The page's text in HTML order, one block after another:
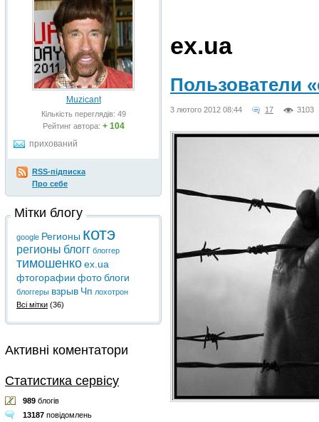
ex.ua
Пользователи
3 лютого 2012 08:44 17 3103
Muzicant
Кількість переглядів: 49
Рейтинг автора: + 104
прихований
RSS-підписка
Про себе
Мітки блогу
google Регионы котэ
регионы блогг блоггер
тимошенкоex.ua
фтогорафии фотоблоги
блоггеры взрыв Чп лохотрон
Всі мітки (36)
Активні коментатори
Статистика сервісу
989 блогів
13187 повідомлень